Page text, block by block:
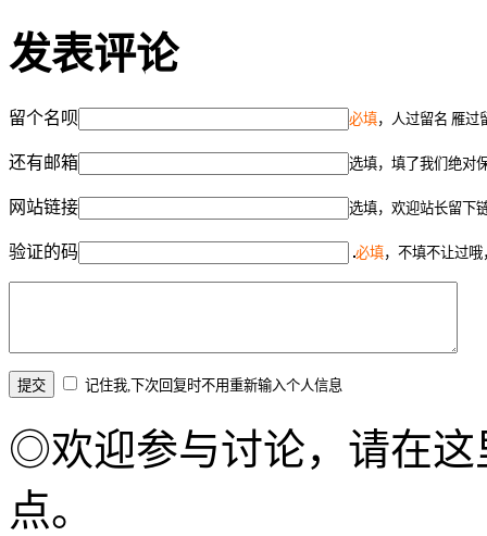
发表评论
留个名呗 必填，人过留名 雁过
还有邮箱 选填，填了我们绝对
网站链接 选填，欢迎站长留下
验证的码 必填，不填不让过
记住我,下次回复时不用重新输入个人信息
◎欢迎参与讨论，请在这
点。